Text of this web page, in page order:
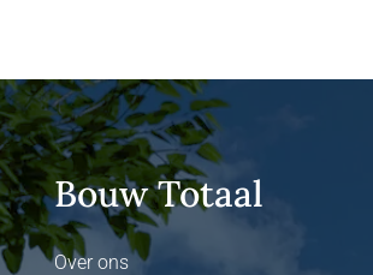
Bouw Totaal
Over ons